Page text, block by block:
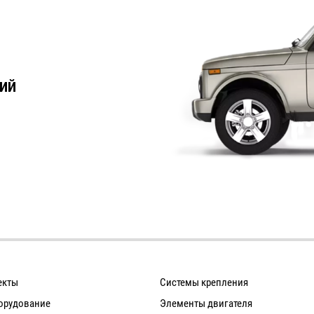
Системы крепления
Элементы двигателя